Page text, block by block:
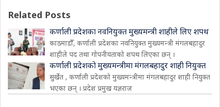
Related Posts
कर्णाली प्रदेशका नवनियुक्त मुख्यमन्त्री शाहीले लिए शपथ
काठमाडौँ, कर्णाली प्रदेशका नवनियुक्त मुख्यमन्त्री मंगलबहादुर
शाहीले पद तथा गोपनीयताको शपथ लिएका छन् ।
कर्णाली प्रदेशको मुख्यमन्त्रीमा मंगलबहादुर शाही नियुक्त
सुर्खेत , कर्णाली प्रदेशको मुख्यमन्त्रीमा मंगलबहादुर शाही नियुक्त
भएका छन् । प्रदेश प्रमुख यज्ञराज